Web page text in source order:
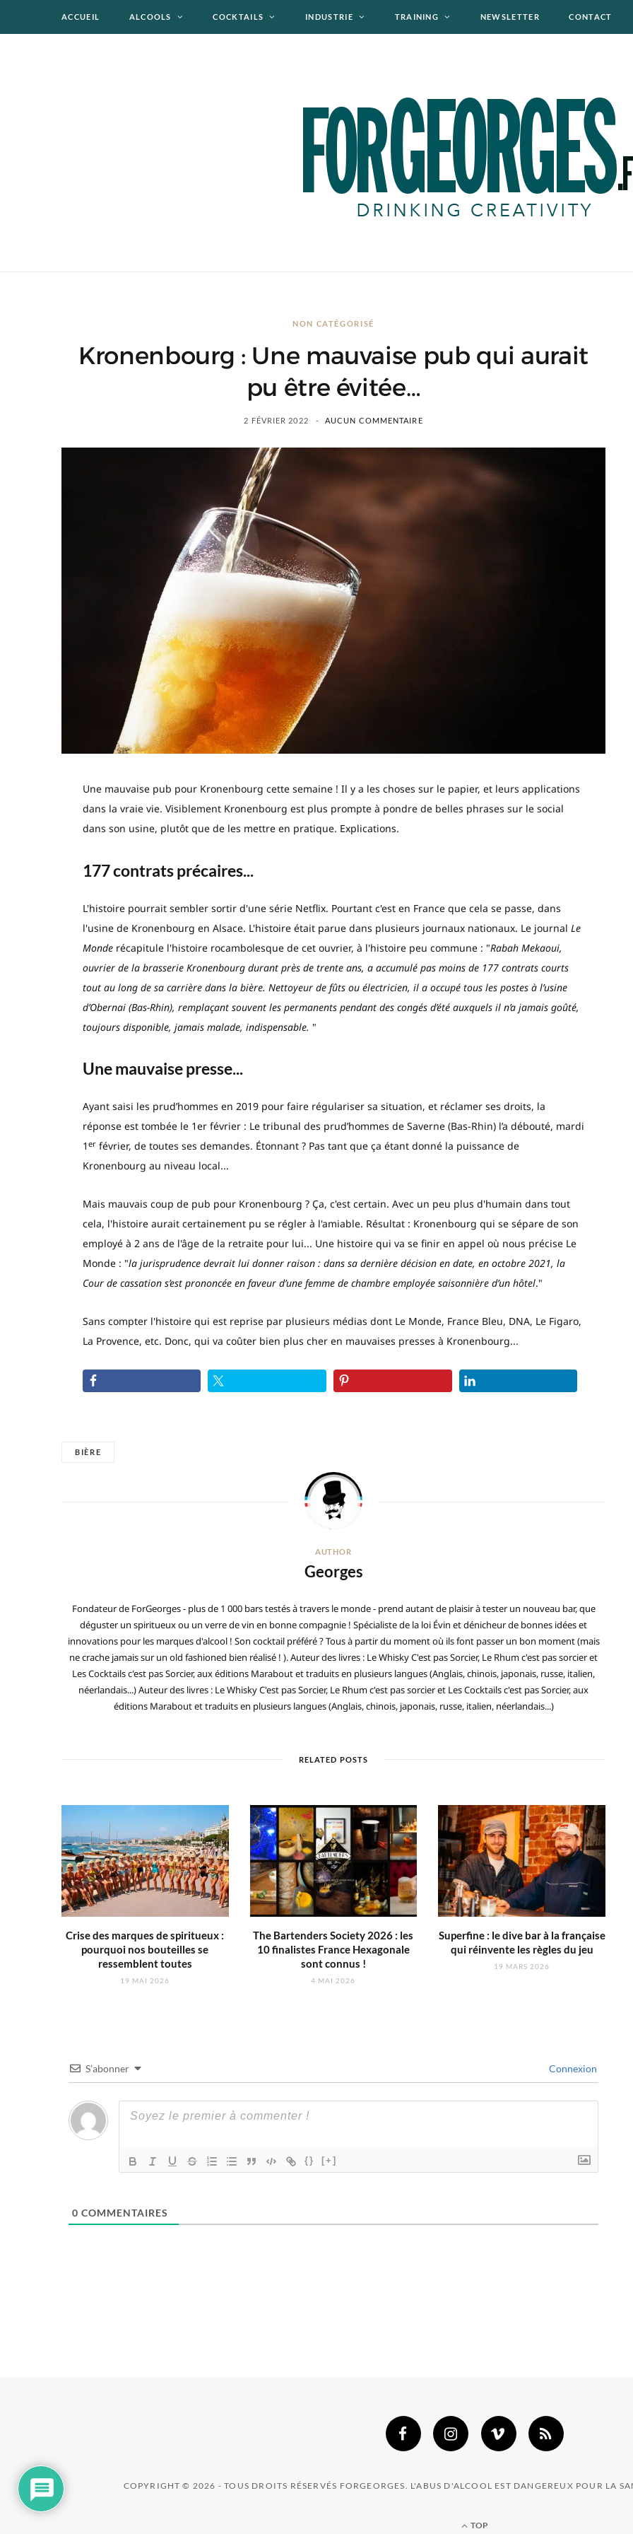
ACCUEIL ALCOOLS COCKTAILS INDUSTRIE TRAINING NEWSLETTER CONTACT
NON CATÉGORISÉ
Kronenbourg : Une mauvaise pub qui aurait
pu être évitée…
2 FÉVRIER 2022 AUCUN COMMENTAIRE
Une mauvaise pub pour Kronenbourg cette semaine ! Il y a les choses sur le papier, et leurs applications
dans la vraie vie. Visiblement Kronenbourg est plus prompte à pondre de belles phrases sur le social
dans son usine, plutôt que de les mettre en pratique. Explications.
177 contrats précaires...
L'histoire pourrait sembler sortir d'une série Netflix. Pourtant c'est en France que cela se passe, dans
l'usine de Kronenbourg en Alsace. L'histoire était parue dans plusieurs journaux nationaux. Le journal Le
Monderécapitule l'histoire rocambolesque de cet ouvrier, à l'histoire peu commune : "Rabah Mekaoui,
ouvrier de la brasserie Kronenbourg durant près de trente ans, a accumulé pas moins de 177 contrats courts
tout au long de sa carrière dans la bière. Nettoyeur de fûts ou électricien, il a occupé tous les postes à l’usine
d’Obernai (Bas-Rhin), remplaçant souvent les permanents pendant des congés d’été auxquels il n’a jamais goûté,
toujours disponible, jamais malade, indispensable. "
Une mauvaise presse...
Ayant saisi les prud’hommes en 2019 pour faire régulariser sa situation, et réclamer ses droits, la
réponse est tombée le 1er février : Le tribunal des prud’hommes de Saverne (Bas-Rhin) l’a débouté, mardi
1 erfévrier, de toutes ses demandes. Étonnant ? Pas tant que ça étant donné la puissance de
Kronenbourg au niveau local...
Mais mauvais coup de pub pour Kronenbourg ? Ça, c'est certain. Avec un peu plus d'humain dans tout
cela, l'histoire aurait certainement pu se régler à l'amiable. Résultat : Kronenbourg qui se sépare de son
employé à 2 ans de l'âge de la retraite pour lui... Une histoire qui va se finir en appel où nous précise Le
Monde : "la jurisprudence devrait lui donner raison : dans sa dernière décision en date, en octobre 2021, la
Cour de cassation s’est prononcée en faveur d’une femme de chambre employée saisonnière d’un hôtel."
Sans compter l'histoire qui est reprise par plusieurs médias dont Le Monde, France Bleu, DNA, Le Figaro,
La Provence, etc. Donc, qui va coûter bien plus cher en mauvaises presses à Kronenbourg...
BIÈRE
AUTHOR
Georges
Fondateur de ForGeorges - plus de 1 000 bars testés à travers le monde - prend autant de plaisir à tester un nouveau bar, que
déguster un spiritueux ou un verre de vin en bonne compagnie ! Spécialiste de la loi Évin et dénicheur de bonnes idées et
innovations pour les marques d'alcool ! Son cocktail préféré ? Tous à partir du moment où ils font passer un bon moment (mais
ne crache jamais sur un old fashioned bien réalisé ! ). Auteur des livres : Le Whisky C'est pas Sorcier, Le Rhum c'est pas sorcier et
Les Cocktails c'est pas Sorcier, aux éditions Marabout et traduits en plusieurs langues (Anglais, chinois, japonais, russe, italien,
néerlandais...) Auteur des livres : Le Whisky C'est pas Sorcier, Le Rhum c'est pas sorcier et Les Cocktails c'est pas Sorcier, aux
éditions Marabout et traduits en plusieurs langues (Anglais, chinois, japonais, russe, italien, néerlandais...)
RELATED POSTS
Crise des marques de spiritueux :
pourquoi nos bouteilles se
ressemblent toutes
19 MAI 2026
The Bartenders Society 2026 : les
10 finalistes France Hexagonale
sont connus !
4 MAI 2026
Superfine : le dive bar à la française
qui réinvente les règles du jeu
19 MARS 2026
S’abonner Connexion
{} [+]
0 COMMENTAIRES
COPYRIGHT © 2026 - TOUS DROITS RÉSERVÉS FORGEORGES. L'ABUS D'ALCOOL EST DANGEREUX POUR LA
TOP